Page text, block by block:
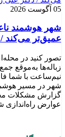
05 آگوست 2026
شهر هوشمند
عمیق‌تر می‌کند
تصور کنید در
زباله‌ها به‌موقع
نیم‌ساعت با شما
شهر در مسیر
گزارش مشکلات
عوارض راه‌اندازی